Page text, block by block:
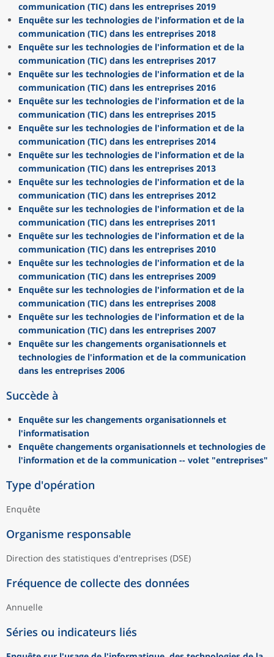
communication (TIC) dans les entreprises 2019
Enquête sur les technologies de l'information et de la
communication (TIC) dans les entreprises 2018
Enquête sur les technologies de l'information et de la
communication (TIC) dans les entreprises 2017
Enquête sur les technologies de l'information et de la
communication (TIC) dans les entreprises 2016
Enquête sur les technologies de l'information et de la
communication (TIC) dans les entreprises 2015
Enquête sur les technologies de l'information et de la
communication (TIC) dans les entreprises 2014
Enquête sur les technologies de l'information et de la
communication (TIC) dans les entreprises 2013
Enquête sur les technologies de l'information et de la
communication (TIC) dans les entreprises 2012
Enquête sur les technologies de l'information et de la
communication (TIC) dans les entreprises 2011
Enquête sur les technologies de l'information et de la
communication (TIC) dans les entreprises 2010
Enquête sur les technologies de l'information et de la
communication (TIC) dans les entreprises 2009
Enquête sur les technologies de l'information et de la
communication (TIC) dans les entreprises 2008
Enquête sur les technologies de l'information et de la
communication (TIC) dans les entreprises 2007
Enquête sur les changements organisationnels et
technologies de l'information et de la communication
dans les entreprises 2006
Succède à
Enquête sur les changements organisationnels et
l'informatisation
Enquête changements organisationnels et technologies de
l'information et de la communication -- volet "entreprises"
Type d'opération
Enquête
Organisme responsable
Direction des statistiques d'entreprises (DSE)
Fréquence de collecte des données
Annuelle
Séries ou indicateurs liés